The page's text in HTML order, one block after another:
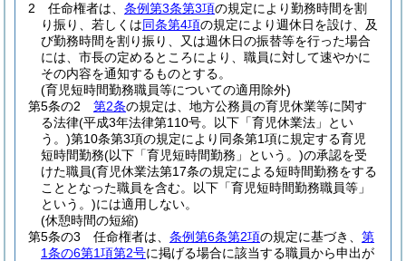
2
任命権者は、 条例第3条第3項の規定により勤務時間を割
り振り、若しくは同条第4項の規定により週休日を設け、及
び勤務時間を割り振り、又は週休日の振替等を行った場合
には、市長の定めるところにより、職員に対して速やかに
その内容を通知するものとする。
(育児短時間勤務職員等についての適用除外)
第5条の2
第2条の規定は、地方公務員の育児休業等に関す
る法律(平成3年法律第110号。以下「育児休業法」とい
う。)第10条第3項の規定により同条第1項に規定する育児
短時間勤務(以下「育児短時間勤務」という。)の承認を受
けた職員(育児休業法第17条の規定による短時間勤務をする
こととなった職員を含む。以下「育児短時間勤務職員等」
という。)には適用しない。
(休憩時間の短縮)
第5条の3
任命権者は、 条例第6条第2項の規定に基づき、 第
1条の6第1項第2号に掲げる場合に該当する職員から申出が